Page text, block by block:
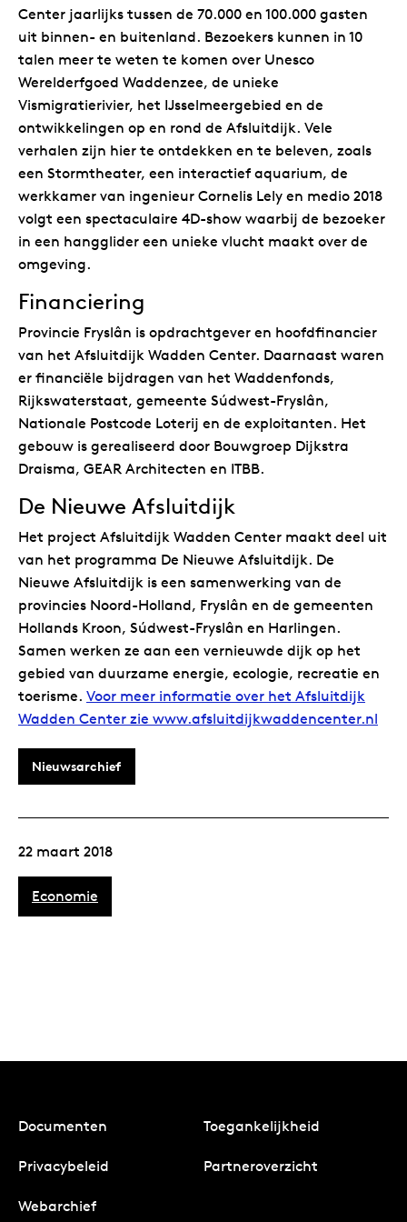
22 maart 2018
Economie
Center jaarlijks tussen de 70.000 en 100.000 gasten
uit binnen- en buitenland. Bezoekers kunnen in 10
talen meer te weten te komen over Unesco
Werelderfgoed Waddenzee, de unieke
Vismigratierivier, het IJsselmeergebied en de
ontwikkelingen op en rond de Afsluitdijk. Vele
verhalen zijn hier te ontdekken en te beleven, zoals
een Stormtheater, een interactief aquarium, de
werkkamer van ingenieur Cornelis Lely en medio 2018
volgt een spectaculaire 4D-show waarbij de bezoeker
in een hangglider een unieke vlucht maakt over de
omgeving.
Financiering
Provincie Fryslân is opdrachtgever en hoofdfinancier
van het Afsluitdijk Wadden Center. Daarnaast waren
er financiële bijdragen van het Waddenfonds,
Rijkswaterstaat, gemeente Súdwest-Fryslân,
Nationale Postcode Loterij en de exploitanten. Het
gebouw is gerealiseerd door Bouwgroep Dijkstra
Draisma, GEAR Architecten en ITBB.
De Nieuwe Afsluitdijk
Het project Afsluitdijk Wadden Center maakt deel uit
van het programma De Nieuwe Afsluitdijk. De
Nieuwe Afsluitdijk is een samenwerking van de
provincies Noord-Holland, Fryslân en de gemeenten
Hollands Kroon, Súdwest-Fryslân en Harlingen.
Samen werken ze aan een vernieuwde dijk op het
gebied van duurzame energie, ecologie, recreatie en
toerisme. Voor meer informatie over het Afsluitdijk
Wadden Center zie www.afsluitdijkwaddencenter.nl
Nieuwsarchief
Documenten Toegankelijkheid
Privacybeleid Partneroverzicht
Webarchief